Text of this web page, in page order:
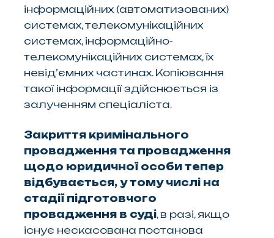
інформаційних (автоматизованих)
системах, телекомунікаційних
системах, інформаційно-
телекомунікаційних системах, їх
невід’ємних частинах. Копіювання
такої інформації здійснюється із
залученням спеціаліста.
Закриття кримінального
провадження та провадження
щодо юридичної особи тепер
відбувається, у тому числі на
стадії підготовчого
провадження в суді, в разі, якщо
існує нескасована постанова